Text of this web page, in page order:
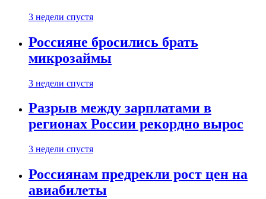
3 недели спустя
Россияне бросились брать
микрозаймы
3 недели спустя
Разрыв между зарплатами в
регионах России рекордно вырос
3 недели спустя
Россиянам предрекли рост цен на
авиабилеты